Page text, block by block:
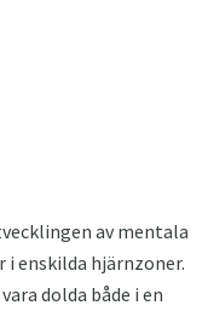
av mentala
i enskilda hjärnzoner.
dolda både i en